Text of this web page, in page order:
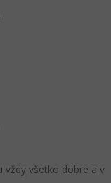
vždy všetko dobre a v